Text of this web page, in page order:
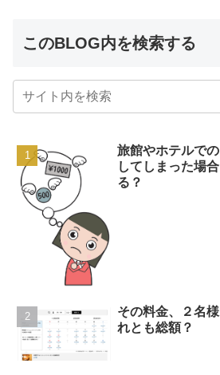
このBLOG内を検索する
旅館やホテルで
してしまった場
る？
その料金、２名
れとも総額？